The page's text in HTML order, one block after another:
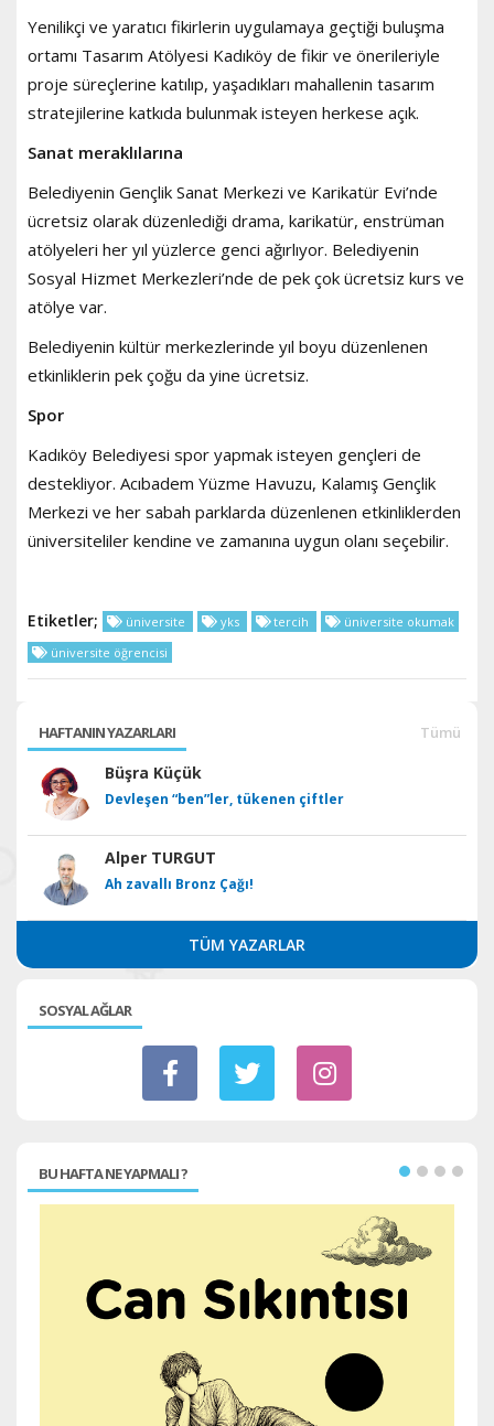
Yenilikçi ve yaratıcı fikirlerin uygulamaya geçtiği buluşma
ortamı Tasarım Atölyesi Kadıköy de fikir ve önerileriyle
proje süreçlerine katılıp, yaşadıkları mahallenin tasarım
stratejilerine katkıda bulunmak isteyen herkese açık.
Sanat meraklılarına
Belediyenin Gençlik Sanat Merkezi ve Karikatür Evi’nde
ücretsiz olarak düzenlediği drama, karikatür, enstrüman
atölyeleri her yıl yüzlerce genci ağırlıyor. Belediyenin
Sosyal Hizmet Merkezleri’nde de pek çok ücretsiz kurs ve
atölye var.
Belediyenin kültür merkezlerinde yıl boyu düzenlenen
etkinliklerin pek çoğu da yine ücretsiz.
Spor
Kadıköy Belediyesi spor yapmak isteyen gençleri de
destekliyor. Acıbadem Yüzme Havuzu, Kalamış Gençlik
Merkezi ve her sabah parklarda düzenlenen etkinliklerden
üniversiteliler kendine ve zamanına uygun olanı seçebilir.
Etiketler; üniversite yks tercih
üniversite okumak
üniversite öğrencisi
HAFTANIN YAZARLARI Tümü
Büşra Küçük
Devleşen “ben”ler, tükenen çiftler
Alper TURGUT
Ah zavallı Bronz Çağı!
TÜM YAZARLAR
SOSYAL AĞLAR
BU HAFTA NE YAPMALI ?